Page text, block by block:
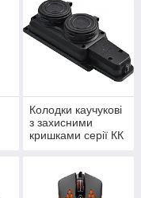
Колодки каучукові
з захисними
кришками серії КК